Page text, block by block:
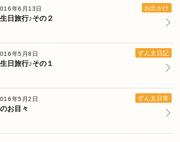
年6月13日 お出かけ
日旅行♪その２
年5月8日 ずん太日記
日旅行♪その１
年5月2日 ずん太日常
お目々